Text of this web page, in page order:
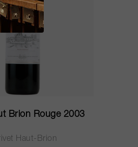
Brion Rouge 2003
Haut-Brion